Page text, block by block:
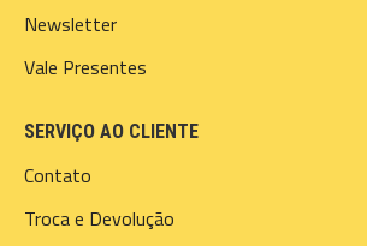
Newsletter
Vale Presentes
SERVIÇO AO CLIENTE
Contato
Troca e Devolução